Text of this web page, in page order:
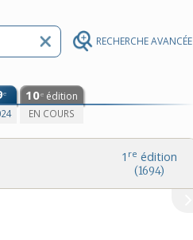
RECHERCHE AVANCÉE
e 10e édition
EN COURS
1 re édition
(1694)